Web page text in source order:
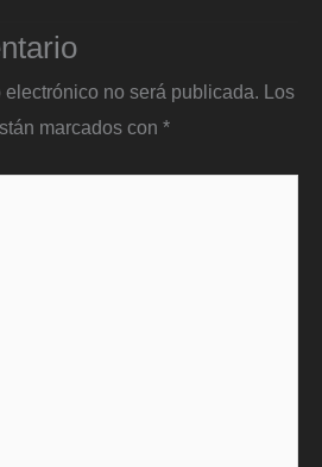
no será publicada. Los
marcados con *